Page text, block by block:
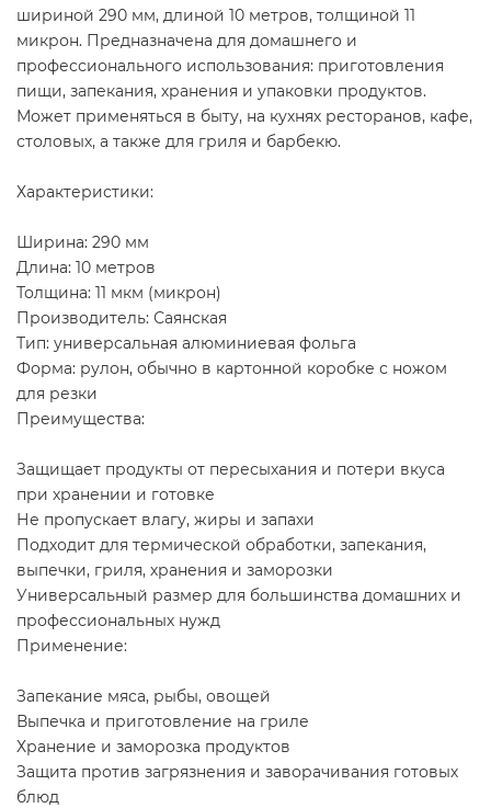
шириной 290 мм, длиной 10 метров, толщиной 11
микрон. Предназначена для домашнего и
профессионального использования: приготовления
пищи, запекания, хранения и упаковки продуктов.
Может применяться в быту, на кухнях ресторанов, кафе,
столовых, а также для гриля и барбекю.
Характеристики:
Ширина: 290 мм
Длина: 10 метров
Толщина: 11 мкм (микрон)
Производитель: Саянская
Тип: универсальная алюминиевая фольга
Форма: рулон, обычно в картонной коробке с ножом
для резки
Преимущества:
Защищает продукты от пересыхания и потери вкуса
при хранении и готовке
Не пропускает влагу, жиры и запахи
Подходит для термической обработки, запекания,
выпечки, гриля, хранения и заморозки
Универсальный размер для большинства домашних и
профессиональных нужд
Применение:
Запекание мяса, рыбы, овощей
Выпечка и приготовление на гриле
Хранение и заморозка продуктов
Защита против загрязнения и заворачивания готовых
блюд